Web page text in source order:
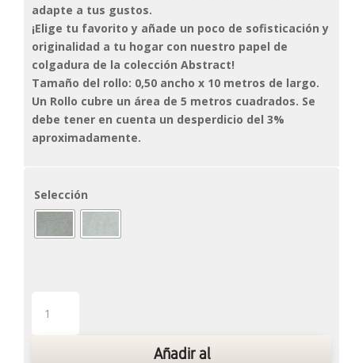
adapte a tus gustos.
¡Elige tu favorito y añade un poco de sofisticación y
originalidad a tu hogar con nuestro papel de
colgadura de la colección Abstract!
Tamaño del rollo: 0,50 ancho x 10 metros de largo.
Un Rollo cubre un área de 5 metros cuadrados. Se
debe tener en cuenta un desperdicio del 3%
aproximadamente.
Selección
Añadir al